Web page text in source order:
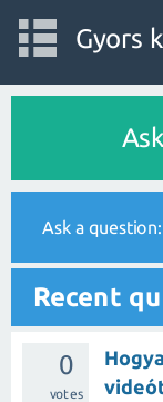
Gyors
Ask a question:
Recent
0
votes